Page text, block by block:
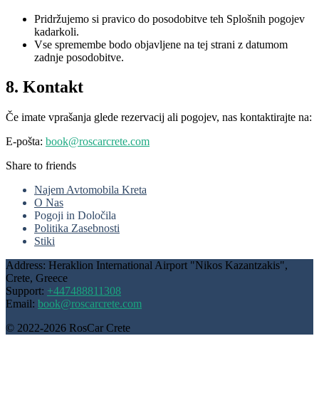
Pridržujemo si pravico do posodobitve teh Splošnih pogojev
kadarkoli.
Vse spremembe bodo objavljene na tej strani z datumom
zadnje posodobitve.
8. Kontakt
Če imate vprašanja glede rezervacij ali pogojev, nas kontaktirajte na:
E-pošta: book@roscarcrete.com
Share to friends
Najem Avtomobila Kreta
O Nas
Pogoji in Določila
Politika Zasebnosti
Stiki
Address: Heraklion International Airport "Nikos Kazantzakis",
Crete, Greece
Support: +447488811308
Email: book@roscarcrete.com
© 2022-2026 RosCar Crete